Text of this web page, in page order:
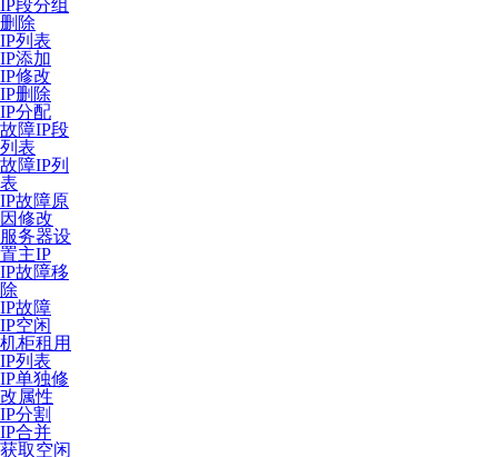
IP段分组
删除
IP列表
IP添加
IP修改
IP删除
IP分配
故障IP段
列表
故障IP列
表
IP故障原
因修改
服务器设
置主IP
IP故障移
除
IP故障
IP空闲
机柜租用
IP列表
IP单独修
改属性
IP分割
IP合并
获取空闲